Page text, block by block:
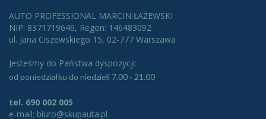
AUTO PROFESSIONAL MARCIN ŁAŻEWSKI
NIP: 8371719646, Regon: 146483092
ul. Jana Ciszewskiego 15, 02-777 Warszawa
Jesteśmy do Państwa dyspozycji:
od poniedziałku do niedzieli 7.00 - 21.00
tel. 690 002 005
e-mail: biuro@skupauta.pl